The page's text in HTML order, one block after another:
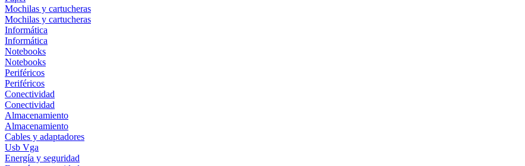
Mochilas y cartucheras
Mochilas y cartucheras
Informática
Informática
Notebooks
Notebooks
Periféricos
Periféricos
Conectividad
Conectividad
Almacenamiento
Almacenamiento
Cables y adaptadores
Usb Vga
Energía y seguridad